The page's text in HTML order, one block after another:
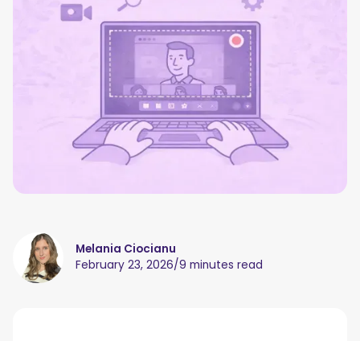
Melania Ciocianu
February 23, 2026/9 minutes read